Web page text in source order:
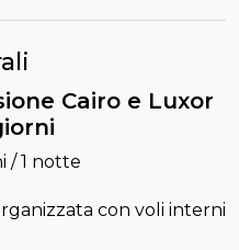
Cairo e Luxor
/ 1 notte
con voli interni